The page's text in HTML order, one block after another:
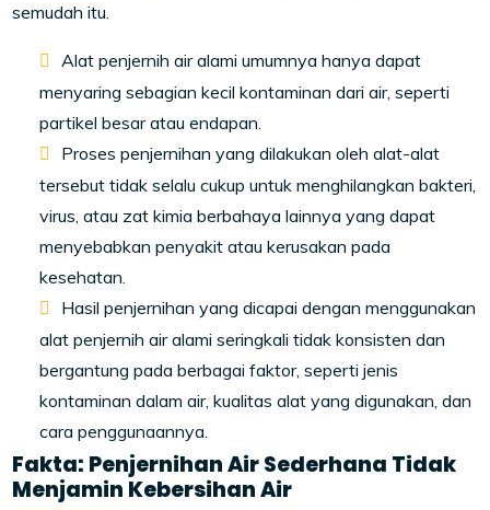
semudah itu.
Alat penjernih air alami umumnya hanya dapat
menyaring sebagian kecil kontaminan dari air, seperti
partikel besar atau endapan.
Proses penjernihan yang dilakukan oleh alat-alat
tersebut tidak selalu cukup untuk menghilangkan bakteri,
virus, atau zat kimia berbahaya lainnya yang dapat
menyebabkan penyakit atau kerusakan pada
kesehatan.
Hasil penjernihan yang dicapai dengan menggunakan
alat penjernih air alami seringkali tidak konsisten dan
bergantung pada berbagai faktor, seperti jenis
kontaminan dalam air, kualitas alat yang digunakan, dan
cara penggunaannya.
Fakta: Penjernihan Air Sederhana Tidak
Menjamin Kebersihan Air